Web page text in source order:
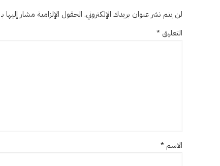
لن يتم نشر عنوان بريدك الإلكتروني. الحقول الإلزامية مشار إليها بـ
التعليق *
الاسم *